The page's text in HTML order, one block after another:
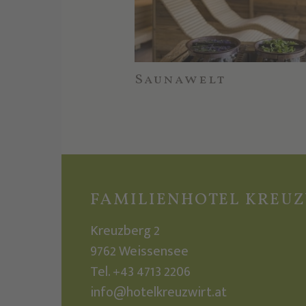
Saunawelt
FAMILIENHOTEL
Kreuzberg 2
9762Weissensee
Tel.+43 4713 2206
info@hotelkreuzwirt.at